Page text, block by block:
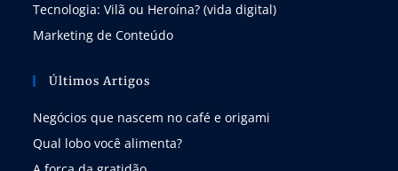
Tecnologia: Vilã ou Heroína? (vida digital)
Marketing de Conteúdo
Últimos Artigos
Negócios que nascem no café e origami
Qual lobo você alimenta?